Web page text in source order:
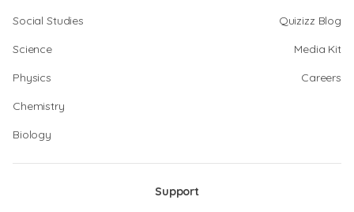
Social Studies
Science
Physics
Chemistry
Biology
Quizizz Blog
Media Kit
Careers
Support